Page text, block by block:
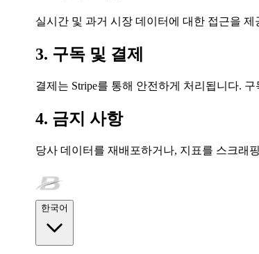
실시간 및 과거 시장 데이터에 대한 접근을
3. 구독 및 결제
결제는 Stripe를 통해 안전하게 처리됩니다.
4. 금지 사항
당사 데이터를 재배포하거나, 지표를 스크래
한국어